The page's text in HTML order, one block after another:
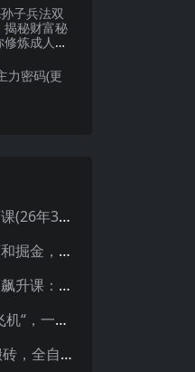
子兵法双
揭秘财富秘
炼成人生
力密码(更
抖店精细化运营课(26年3月更新
最新快手磁力万和掘金，自动搬砖，轻松日入100-200，操作简单
亚马逊卖家利润飙升课：从品类成功公式到海王打法，让每个SKU都成爆款一路飙升(更新26年3月
帮别人安装“纸飞机“，一单赚10—30元不等：附：免费节点
25年最新游戏搬砖，全自动挂机，不需要玩游戏，单手机操作日入300+